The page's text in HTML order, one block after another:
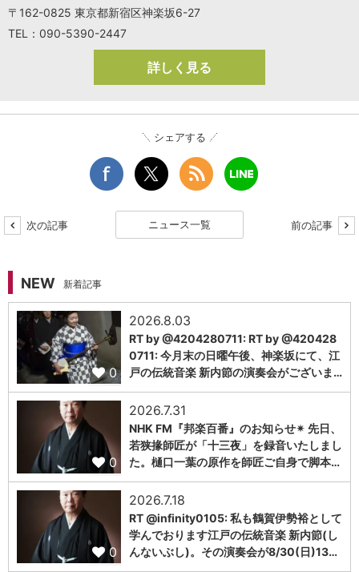
〒162-0825 東京都新宿区神楽坂6-27
TEL：090-5390-2447
詳しく見る
シェアする
次の記事 ニュース一覧 前の記事
NEW 新着記事
0
2026.8.03
RT by @4204280711: RT by @420428
0711: 今月末の日曜午後、神楽坂にて、江
戸の伝統音楽 新内節の演奏会がございま…
0
2026.7.31
NHK FM『邦楽百番』のお知らせ✴︎ 先日、
若狭掾師匠が「十三夜」を録音いたしまし
た。樋口一葉の原作を師匠ご自身で脚本…
0
2026.7.18
RT @infinity0105: 私も鶴賀伊勢裕として
学んでおります江戸の伝統音楽 新内節(し
んないぶし)。その演奏会が8/30(日)13…